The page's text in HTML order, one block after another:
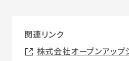
関連リンク
株式会社オープンアップ